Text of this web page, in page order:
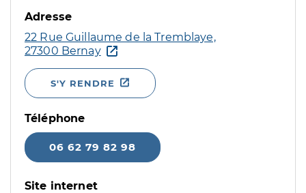
Adresse
22 Rue Guillaume de la Tremblaye,
27300 Bernay
S'Y RENDRE
Téléphone
06 62 79 82 98
Site internet